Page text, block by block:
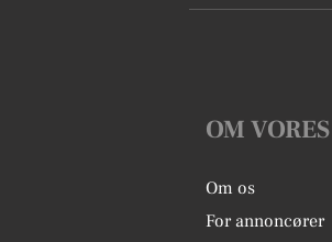
OM
Om os
For annoncører